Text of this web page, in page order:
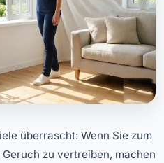
überrascht: Wenn Sie zum
zu vertreiben, machen